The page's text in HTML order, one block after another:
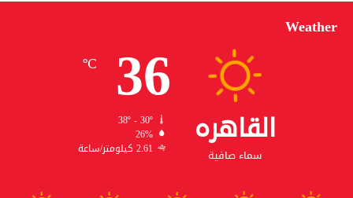
Weather
القاهره
سماء صافية
36
℃
38º - 30º
26%
2.61 كيلومتر/ساعة